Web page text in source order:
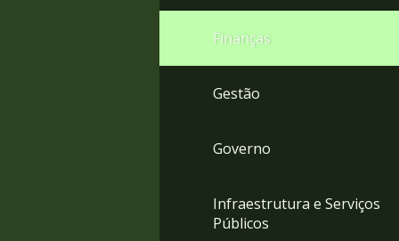
Finanças
Gestão
Governo
Infraestrutura e Serviços
Públicos